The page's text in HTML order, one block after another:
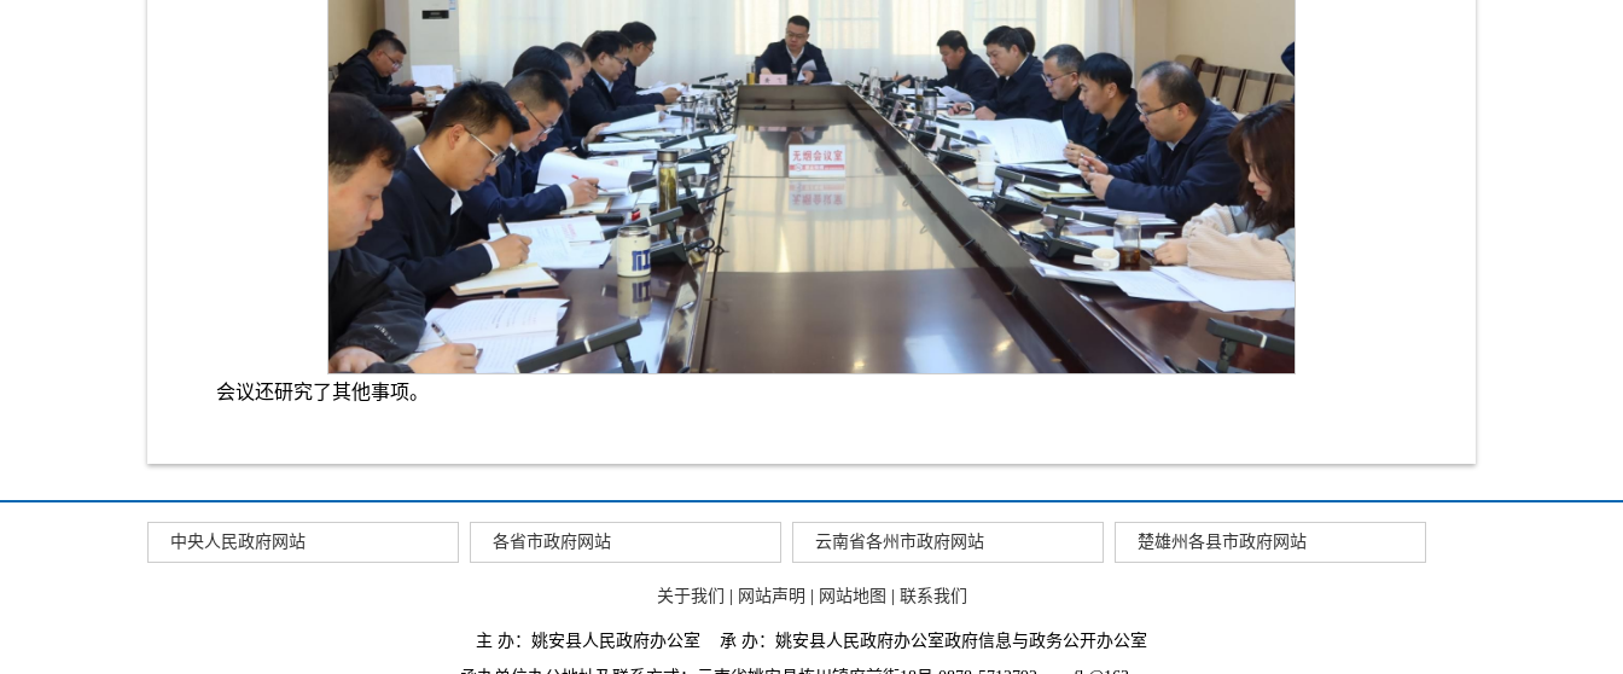
会议还研究了其他事项。
中央人民政府网站 各省市政府网站 云南省各州市政府网站 楚雄州各县市政府网站
关于我们 | 网站声明 | 网站地图 | 联系我们
主 办：姚安县人民政府办公室 承 办：姚安县人民政府办公室政府信息与政务公开办公室